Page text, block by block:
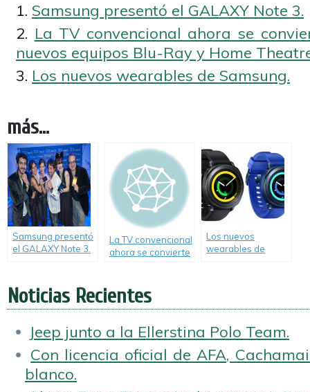
Samsung presentó el GALAXY Note 3.
La TV convencional ahora se
nuevos equipos Blu-Ray y Home
Los nuevos wearables de Samsung.
más...
Samsung presentó
el GALAXY Note 3.
La TV convencional
ahora se convierte
Blu-Ray y Home
Theatre de
Los nuevos
wearables de
Noticias Recientes
Jeep junto a la Ellerstina Polo Team.
Con licencia oficial de AFA,
blanco.